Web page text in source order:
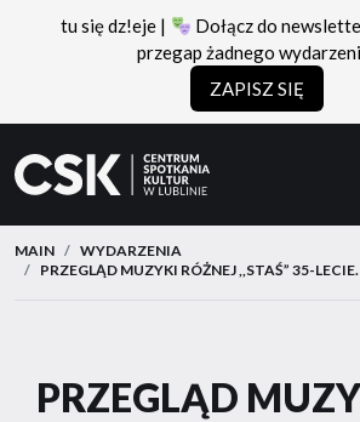
CSK
do
menu
do
treści
MAIN
WYDARZENIA
PRZEGLĄD MUZYKI RÓŻNEJ ,,STAŚ” 35-
PRZEGLĄD
tu się dz!eje |
Dołącz do
przegap żadnego
ZAPISZ SIĘ